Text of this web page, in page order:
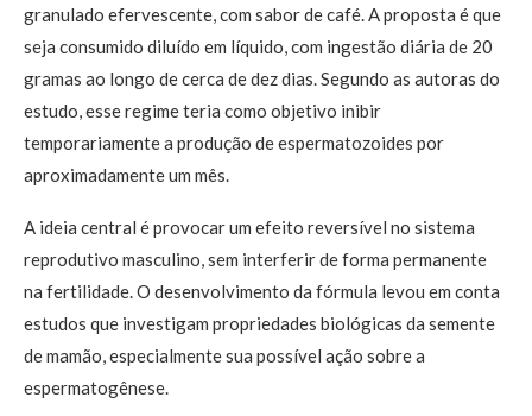
granulado efervescente, com sabor de café. A proposta é que
seja consumido diluído em líquido, com ingestão diária de 20
gramas ao longo de cerca de dez dias. Segundo as autoras do
estudo, esse regime teria como objetivo inibir
temporariamente a produção de espermatozoides por
aproximadamente um mês.
A ideia central é provocar um efeito reversível no sistema
reprodutivo masculino, sem interferir de forma permanente
na fertilidade. O desenvolvimento da fórmula levou em conta
estudos que investigam propriedades biológicas da semente
de mamão, especialmente sua possível ação sobre a
espermatogênese.